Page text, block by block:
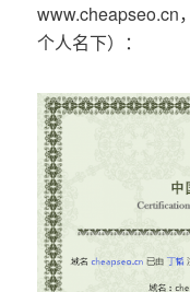
www.cheapseo.cn
个人名下）：